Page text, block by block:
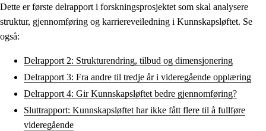
Dette er første delrapport i forskningsprosjektet som skal analysere
struktur, gjennomføring og karriereveiledning i Kunnskapsløftet. Se
også:
Delrapport 2: Strukturendring, tilbud og dimensjonering
Delrapport 3: Fra andre til tredje år i videregående opplæring
Delrapport 4: Gir Kunnskapsløftet bedre gjennomføring?
Sluttrapport: Kunnskapsløftet har ikke fått flere til å fullføre
videregående